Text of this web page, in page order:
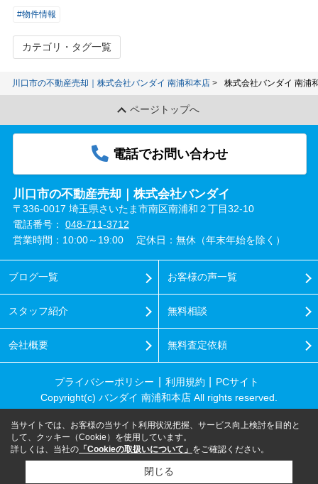
#物件情報
カテゴリ・タグ一覧
川口市の不動産売却｜株式会社バンダイ 南浦和本店 株式会社バンダイ 南浦
ページトップへ
電話でお問い合わせ
川口市の不動産売却｜株式会社バンダイ
〒336-0017 埼玉県さいたま市南区南浦和２丁目32-10
電話番号： 048-711-3712
営業時間：10:00～19:00
定休日：無休（年末年始を除く）
ブログ一覧
スタッフ紹介
会社概要
お客様の声一覧
無料相談
無料査定依頼
プライバシーポリシー 利用規約
PCサイト
Copyright(c) バンダイ 南浦和本店 All rights reserved.
当サイトでは、お客様の当サイト利用状況把握、サービス向上検討を目的と
して、クッキー（Cookie）を使用しています。
詳しくは、当社の 「Cookieの取扱いについて」 をご確認ください。
閉じる